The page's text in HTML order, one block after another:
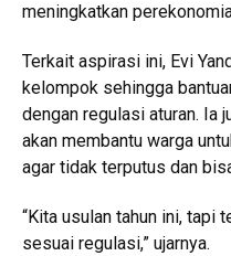
meningkatkan
Terkait aspirasi ini, Evi
kelompok sehingga
dengan regulasi aturan. Ia
akan membantu warga
agar tidak terputus dan
“Kita usulan tahun ini, tapi
sesuai regulasi,” ujarnya.